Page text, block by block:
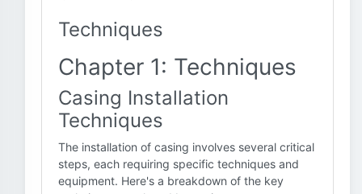
Techniques
Chapter 1: Techniques
Casing Installation
Techniques
The installation of casing involves several critical
steps, each requiring specific techniques and
equipment. Here's a breakdown of the key